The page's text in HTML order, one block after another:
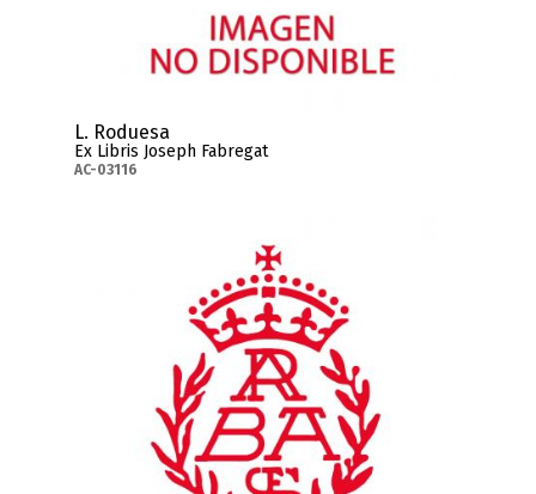
L. Roduesa
Ex Libris Joseph Fabregat
AC-03116